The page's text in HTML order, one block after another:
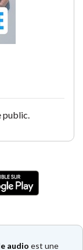
public.
audio est une